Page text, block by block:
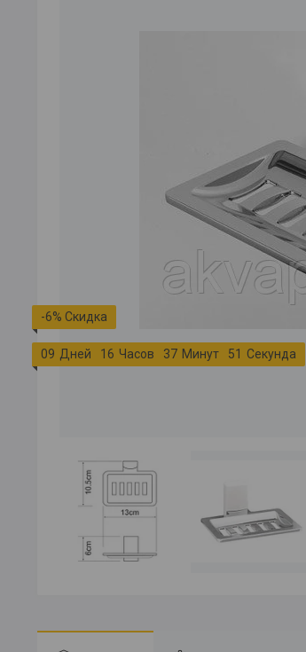
-6%
09 Дней 1 6 Часов 37 Минут 51 Секунда